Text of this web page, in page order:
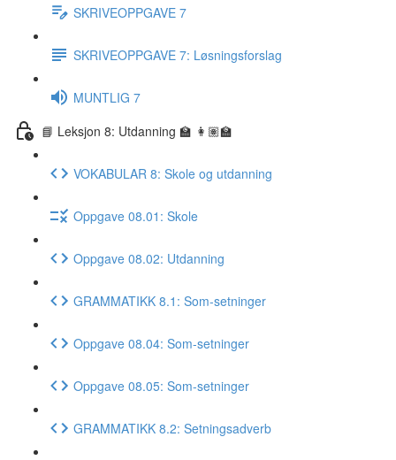
SKRIVEOPPGAVE 7
SKRIVEOPPGAVE 7: Løsningsforslag
MUNTLIG 7
📘 Leksjon 8: Utdanning 🏫 👩🏽‍🏫
VOKABULAR 8: Skole og utdanning
Oppgave 08.01: Skole
Oppgave 08.02: Utdanning
GRAMMATIKK 8.1: Som-setninger
Oppgave 08.04: Som-setninger
Oppgave 08.05: Som-setninger
GRAMMATIKK 8.2: Setningsadverb